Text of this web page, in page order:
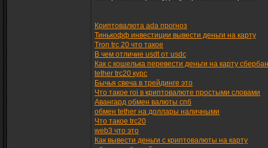
Криптовалюта ada прогноз
Тинькофф инвестиции вывести деньги на карту
Tron trc 20 что такое
В чем отличие usdt от usdc
Как с кошелька перевести деньги на карту
tether trc20 курс
Бычья свеча в трейдинге это
Что такое roi в криптовалюте простыми словами
Авангард обмен валюты спб
обмен tether на доллары наличными
Что такое trc20
web3 что это
Как вывести деньги с криптовалюты на карту